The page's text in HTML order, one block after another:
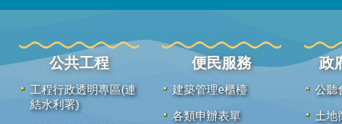
公共工程
工程行政透明專區(連
結水利署)
便民服務
建築管理e櫃檯
各類申辦表單
政
公聽
土地